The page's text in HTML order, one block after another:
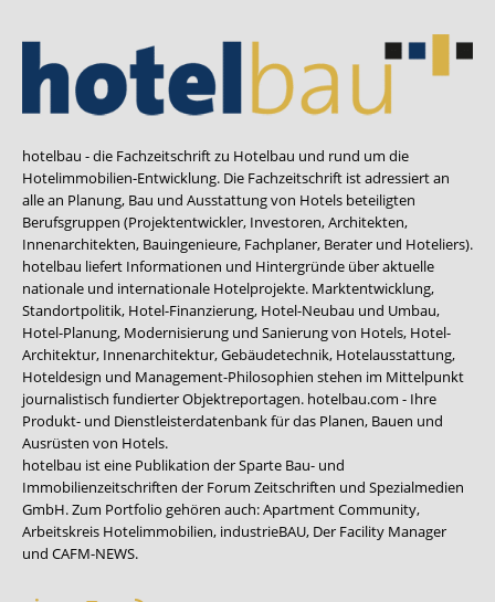
hotelbau - die Fachzeitschrift zu Hotelbau und rund um die
Hotelimmobilien-Entwicklung. Die Fachzeitschrift ist adressiert an
alle an Planung, Bau und Ausstattung von Hotels beteiligten
Berufsgruppen (Projektentwickler, Investoren, Architekten,
Innenarchitekten, Bauingenieure, Fachplaner, Berater und Hoteliers).
hotelbau liefert Informationen und Hintergründe über aktuelle
nationale und internationale Hotelprojekte. Marktentwicklung,
Standortpolitik, Hotel-Finanzierung, Hotel-Neubau und Umbau,
Hotel-Planung, Modernisierung und Sanierung von Hotels, Hotel-
Architektur, Innenarchitektur, Gebäudetechnik, Hotelausstattung,
Hoteldesign und Management-Philosophien stehen im Mittelpunkt
journalistisch fundierter Objektreportagen. hotelbau.com - Ihre
Produkt- und Dienstleisterdatenbank für das Planen, Bauen und
Ausrüsten von Hotels.
hotelbau ist eine Publikation der Sparte Bau- und
Immobilienzeitschriften der Forum Zeitschriften und Spezialmedien
GmbH. Zum Portfolio gehören auch:Apartment Community,
Arbeitskreis Hotelimmobilien, industrieBAU, Der Facility Manager
und CAFM-NEWS.